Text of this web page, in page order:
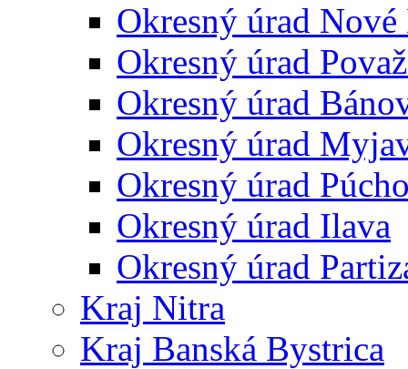
Okresný úrad
Okresný úrad
Okresný úrad
Okresný úrad
Okresný úrad
Okresný úrad Ilava
Okresný úrad
Kraj Nitra
Kraj Banská Bystrica